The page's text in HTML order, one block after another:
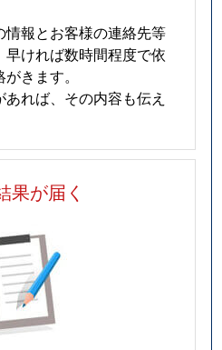
報とお客様の連絡先等
早ければ数時間程度で依
きます。
れば、その内容も伝え
果が届く